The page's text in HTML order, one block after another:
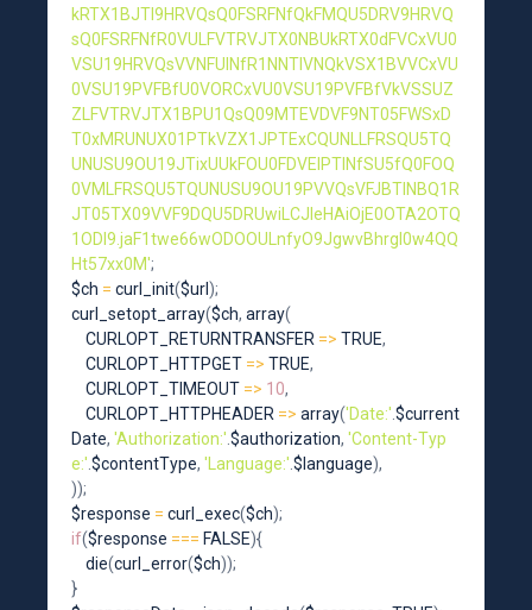
kRTX1BJTl9HRVQsQ0FSRFNfQkFMQU5DRV9HRVQ
sQ0FSRFNfR0VULFVTRVJTX0NBUkRTX0dFVCxVU0
VSU19HRVQsVVNFUlNfR1NNTlVNQkVSX1BVVCxVU
0VSU19PVFBfU0VORCxVU0VSU19PVFBfVkVSSUZ
ZLFVTRVJTX1BPU1QsQ09MTEVDVF9NT05FWSxD
T0xMRUNUX01PTkVZX1JPTExCQUNLLFRSQU5TQ
UNUSU9OU19JTixUUkFOU0FDVElPTlNfSU5fQ0FOQ
0VMLFRSQU5TQUNUSU9OU19PVVQsVFJBTlNBQ1R
JT05TX09VVF9DQU5DRUwiLCJleHAiOjE0OTA2OTQ
1ODl9.jaF1twe66wODOOULnfyO9JgwvBhrgl0w4QQ
Ht57xx0M';
$ch = curl_init($url );
curl_setopt_array($ch, array(
    CURLOPT_RETURNTRANSFER
=> TRUE,
    CURLOPT_HTTPGET
=> TRUE,
    CURLOPT_TIMEOUT
=> 10,
    CURLOPT_HTTPHEADER
=> array('Date:' $current
Date, 'Authorization:' $authorization, 'Content-Typ
e:' $contentType, 'Language:' $language),
));
$response = curl_exec($ch);
if($response === FALSE){
die(curl_error($ch));
}